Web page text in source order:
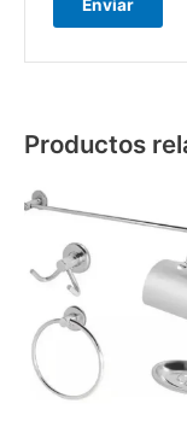
Productos